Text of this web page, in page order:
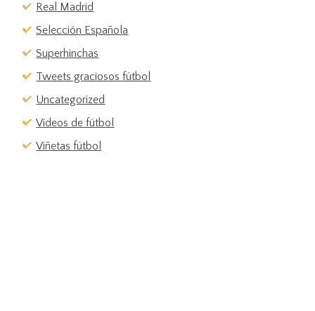
Real Madrid
Selección Española
Superhinchas
Tweets graciosos fútbol
Uncategorized
Vídeos de fútbol
Viñetas fútbol